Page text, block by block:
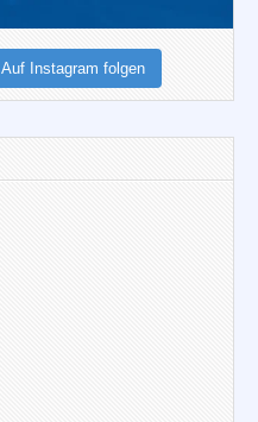
Auf Instagram folgen